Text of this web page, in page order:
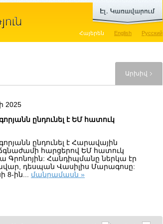
Հայերեն English Русский
Արխիվ
2025
ընդունել է ԵՄ հատուկ
ընդունել է Հարավային
հարցերով ԵՄ հատուկ
Գրոնոյին: Հանդիպմանը ներկա էր
դեսպան Վասիլիս Մարագոսը:
8-ին... մանրամասն »